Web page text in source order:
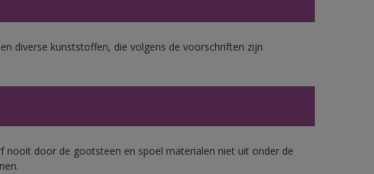
diverse kunststoffen, die volgens de voorschriften zijn
nooit door de gootsteen en spoel materialen niet uit onder de